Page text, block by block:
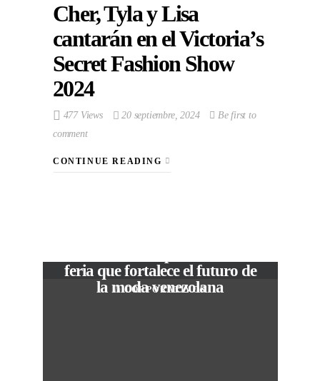
Cher, Tyla y Lisa
cantarán en el Victoria’s
Secret Fashion Show
2024
477 Views 20 septiembre, 2024
Be first to
comment
CONTINUE READING
In CORPORATIVOS
feria que fortalece el futuro de
la moda venezolana